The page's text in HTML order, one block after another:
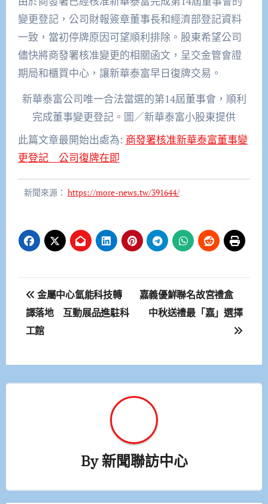
變更登記，公司財報簽章董事長和經濟部登記資料
一致，當初停牌原因可望順利排除。股東希望公司
儘快將商發署核准變更的相關函文，呈交金管會證
期局和櫃買中心，讓新華泰富早日復牌交易。
新華泰富公司唯一合法當選的第14屆董事會，順利
完成董事變更登記。圖／新華泰富小股東提供
此篇文章最開始出處為: 商發署核准新華泰富董事變
更登記 公司復牌在即
新聞來源： https://more-news.tw/391644/
文
章
導
覽
金屬中心氫能科技轉
譯落地 互動展品進駐科
工館
嘉義優鮮聯名故宮禮盒
中秋送禮最「嘉」選擇
By新聞聯訪中心